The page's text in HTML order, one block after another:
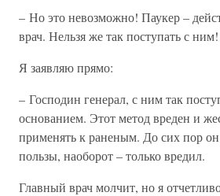
– Но это невозможно! Паукер –
врач. Нельзя же так поступать с ним!
Я заявляю прямо:
– Господин генерал, с ним так
основанием. Этот метод вреден и
применять к раненым. До сих пор
пользы, наоборот – только вредил.
Главный врач молчит, но я